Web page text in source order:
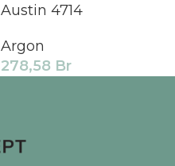
Austin 4714
Argon
278,58 Br